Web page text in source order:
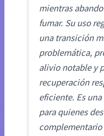
mientras
fumar. Su uso
una transición
problemática,
alivio notable y
recuperación
eficiente. Es
para quienes